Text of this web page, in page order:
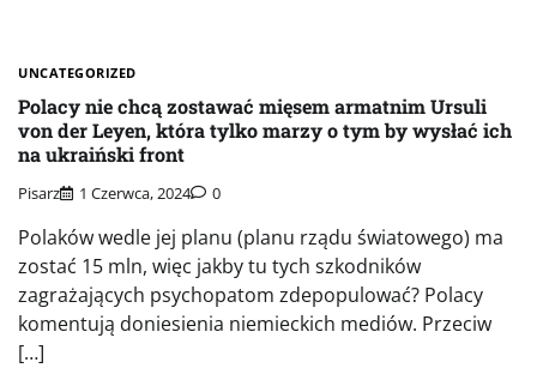
UNCATEGORIZED
Polacy nie chcą zostawać mięsem armatnim Ursuli
von der Leyen, która tylko marzy o tym by wysłać ich
na ukraiński front
Pisarz 1 Czerwca, 2024 0
Polaków wedle jej planu (planu rządu światowego) ma
zostać 15 mln, więc jakby tu tych szkodników
zagrażających psychopatom zdepopulować? Polacy
komentują doniesienia niemieckich mediów. Przeciw
[…]